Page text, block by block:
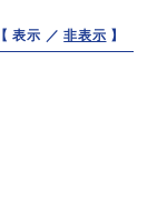
【 表示 ／非表示 】